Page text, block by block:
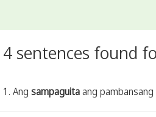
4 sentences found
1. Ang sampaguitaang pambansang